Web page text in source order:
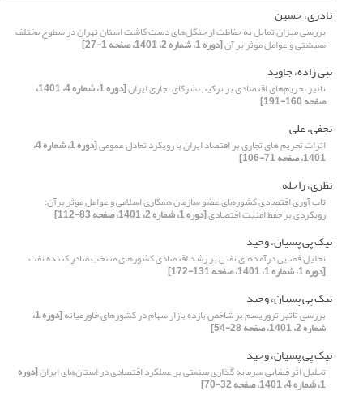
نادری، حسین
بررسی میزان تمایل به حفاظت از جنگل‌های دست کاشت استان تهران در سطوح مختلف
معیشتی و عوامل موثر بر آن[دوره 1، شماره 2، 1401، صفحه 1-27]
نبی زاده، جاوید
تاثیر تحریم‌های اقتصادی بر ترکیب شرکای تجاری ایران [دوره 1، شماره 4، 1401،
صفحه 160-191]
نجفی، علی
اثرات تحریم های تجاری بر اقتصاد ایران با رویکرد تعادل عمومی [دوره 1، شماره 4،
1401، صفحه 71-106]
نظری، راحله
تاب آوری اقتصادی کشورهای عضو سازمان همکاری اسلامی و عوامل موثر برآن:
رویکردی بر حفظ امنیت اقتصادی[دوره 1، شماره 2، 1401، صفحه 83-112]
نیک پی پسیان، وحید
تحلیل فضایی درآمدهای نفتی بر رشد اقتصادی کشورهای منتخب صادر کننده نفت
[دوره 1، شماره 1، 1401، صفحه 131-172]
نیک پی پسیان، وحید
بررسی تاثیر تروریسم بر شاخص بازده بازار سهام در کشورهای خاورمیانه [دوره 1،
شماره 2، 1401، صفحه 28-54]
نیک پی پسیان، وحید
تحلیل اثر فضایی سرمایه گذاری صنعتی بر عملکرد اقتصادی در استان‌های ایران[دوره
1، شماره 4، 1401، صفحه 32-70]